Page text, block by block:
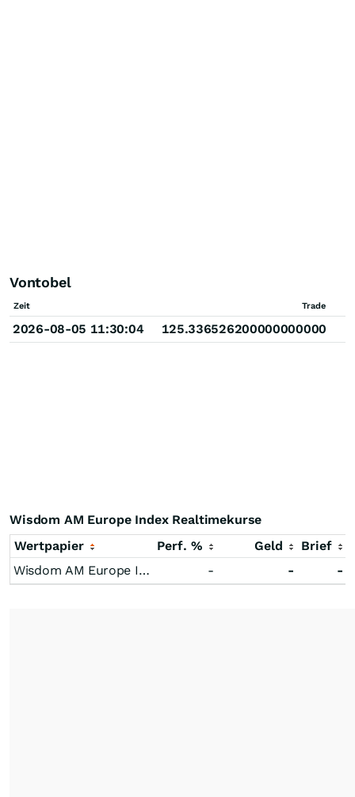
Vontobel
Zeit Trade
2026-08-05 11:30:04 125.336526200000000000
Wisdom AM Europe Index Realtimekurse
Wertpapier
Perf. % Geld
Brief
Wisdom AM Europe Index
- - -